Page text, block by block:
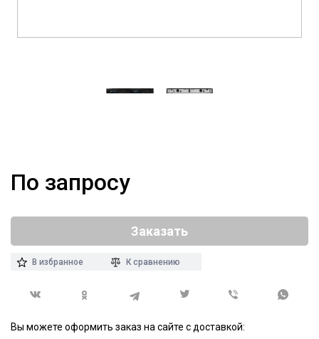
По запросу
Заказать
В избранное К сравнению
Вы можете оформить заказ на сайте с доставкой: